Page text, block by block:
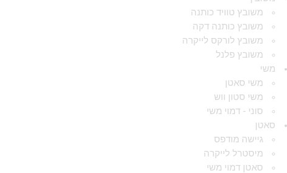
משובץ טוויד כותנה
משובץ כותנה דקה
משובץ לורקס לייקרה
משובץ פלנל
משי
משי סאטן
משי סטון ווש
סוני - דמוי משי
סאטן
גיישה מודפס
מיסטרל לייקרה
סאטן דמוי משי